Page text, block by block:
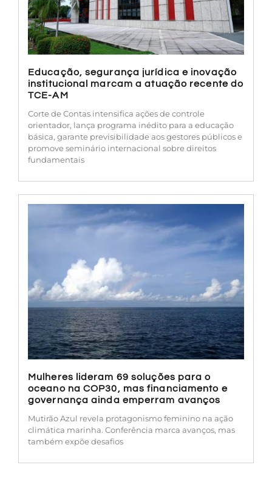
Educação, segurança jurídica e inovação
institucional marcam a atuação recente do
TCE-AM
Corte de Contas intensifica ações de controle
orientador, lança programa inédito para a educação
básica, garante previsibilidade aos gestores públicos e
promove seminário internacional sobre direitos
fundamentais
Mulheres lideram 69 soluções para o
oceano na COP30, mas financiamento e
governança ainda emperram avanços
Mutirão Azul revela protagonismo feminino na ação
climática marinha. Conferência marca avanços, mas
também expõe desafios